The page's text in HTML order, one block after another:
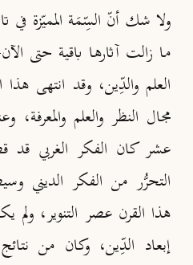
ولا شك أنّ السِّمَة المميّزة في
ما زالت آثارها باقية حتى
العلم والدِّين، وقد انتهى
مجال النظر والعلم والمعرفة،
عشر كان الفكر الغربي قد
التحرُّر من الفكر الديني
هذا القرن عصر التنوير، ولم
إبعاد الدِّين، وكان من